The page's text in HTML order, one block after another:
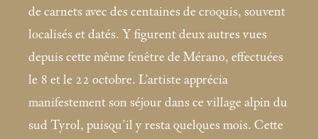
de carnets avec des centaines de croquis, souvent
localisés et datés. Y figurent deux autres vues
depuis cette même fenêtre de Mérano, effectuées
le 8 et le 22 octobre. L’artiste apprécia
manifestement son séjour dans ce village alpin du
sud Tyrol, puisqu’il y resta quelques mois. Cette